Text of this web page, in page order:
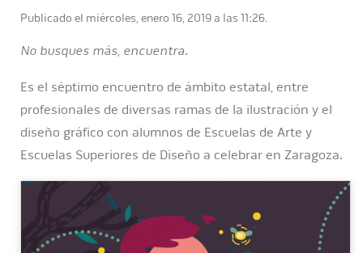
Publicado el miércoles, enero 16, 2019 a las 11:26.
No busques más, encuentra.
Es el séptimo encuentro de ámbito estatal, entre
profesionales de diversas ramas de la ilustración y el
diseño gráfico con alumnos de Escuelas de Arte y
Escuelas Superiores de Diseño a celebrar en Zaragoza.